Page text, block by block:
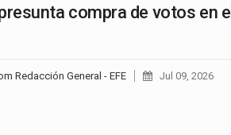
compra de votos en el
Redacción General - EFE Jul 09, 2026